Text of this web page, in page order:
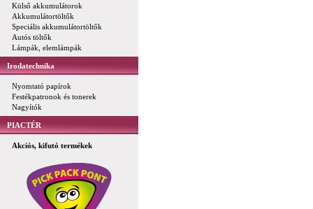
Külső akkumulátorok
Akkumulátortöltők
Speciális akkumulátortöltők
Autós töltők
Lámpák, elemlámpák
Irodatechnika
Nyomtató papírok
Festékpatronok és tonerek
Nagyítók
PIACTÉR
Akciós, kifutó termékek